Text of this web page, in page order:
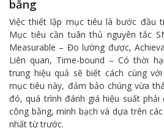
bằng
Việc thiết lập mục tiêu là bước đầu
Mục tiêu cần tuân thủ nguyên tắc
Measurable – Đo lường được,
Liên quan, Time-bound – Có thời
trung hiệu quả sẽ biết cách cùng
mục tiêu này, đảm bảo chúng vừa
đó, quá trình đánh giá hiệu suất
công bằng, minh bạch và dựa trên
nhất từ trước.